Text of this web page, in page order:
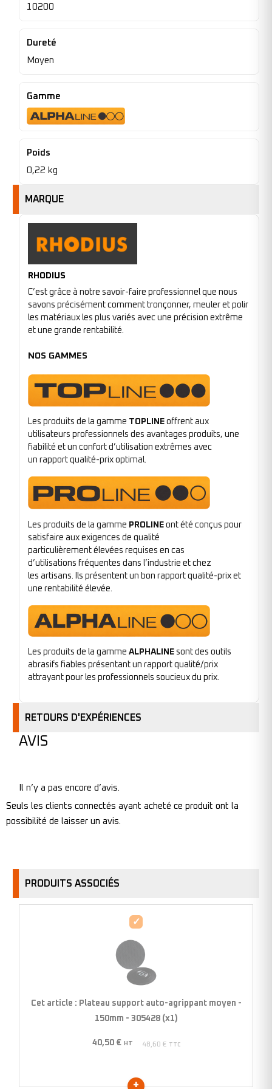
10200
Dureté
Moyen
Gamme
Poids
0,22 kg
MARQUE
RHODIUS
C’est grâce à notre savoir-faire professionnel que nous
savons précisément comment tronçonner, meuler et polir
les matériaux les plus variés avec une précision extrême
et une grande rentabilité.
NOS GAMMES
Les produits de la gamme TOPLINE offrent aux
utilisateurs professionnels des avantages produits, une
fiabilité et un confort d’utilisation extrêmes avec
un rapport qualité-prix optimal.
Les produits de la gamme PROLINE ont été conçus pour
satisfaire aux exigences de qualité
particulièrement élevées requises en cas
d’utilisations fréquentes dans l’industrie et chez
les artisans. Ils présentent un bon rapport qualité-prix et
une rentabilité élevée.
Les produits de la gamme ALPHALINE sont des outils
abrasifs fiables présentant un rapport qualité/prix
attrayant pour les professionnels soucieux du prix.
RETOURS D'EXPÉRIENCES
AVIS
Il n’y a pas encore d’avis.
Seuls les clients connectés ayant acheté ce produit ont la
possibilité de laisser un avis.
PRODUITS ASSOCIÉS
Plateau
auto-
agrippant
moyen
305428
Cet article : Plateau support auto-agrippant moyen -
150mm - 305428 (x1)
40,50 € HT 48,60 € TTC